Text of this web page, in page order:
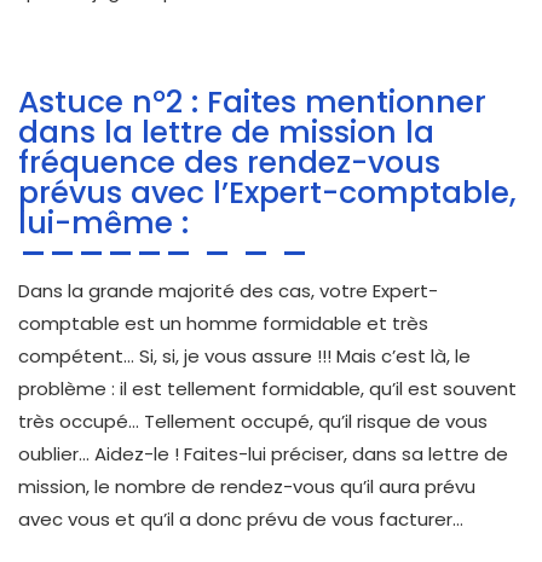
Astuce n°2 : Faites mentionner
dans la lettre de mission la
fréquence des rendez-vous
prévus avec l’Expert-comptable,
lui-même :
Dans la grande majorité des cas, votre Expert-
comptable est un homme formidable et très
compétent… Si, si, je vous assure !!! Mais c’est là, le
problème : il est tellement formidable, qu’il est souvent
très occupé… Tellement occupé, qu’il risque de vous
oublier… Aidez-le ! Faites-lui préciser, dans sa lettre de
mission, le nombre de rendez-vous qu’il aura prévu
avec vous et qu’il a donc prévu de vous facturer…